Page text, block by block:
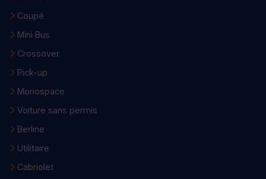
Coupé
Mini Bus
Crossover
Pick-up
Monospace
Voiture sans permis
Berline
Utilitaire
Cabriolet